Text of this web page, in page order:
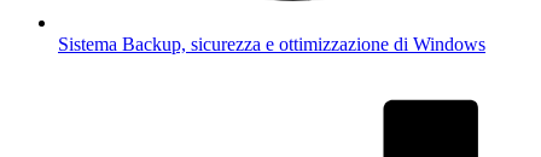
Sistema Backup, sicurezza e ottimizzazione di Windows